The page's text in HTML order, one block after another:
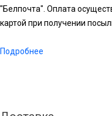
"Белпочта". Оплата
картой при получении
Подробнее